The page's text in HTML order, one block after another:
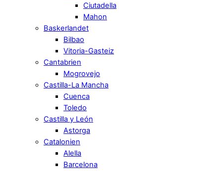
Ciutadella
Mahon
Baskerlandet
Bilbao
Vitoria-Gasteiz
Cantabrien
Mogrovejo
Castilla-La Mancha
Cuenca
Toledo
Castilla y León
Astorga
Catalonien
Alella
Barcelona